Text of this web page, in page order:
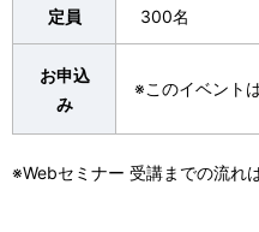
定員 300名
お申込
み
※このイベント
※Webセミナー 受講までの流れ